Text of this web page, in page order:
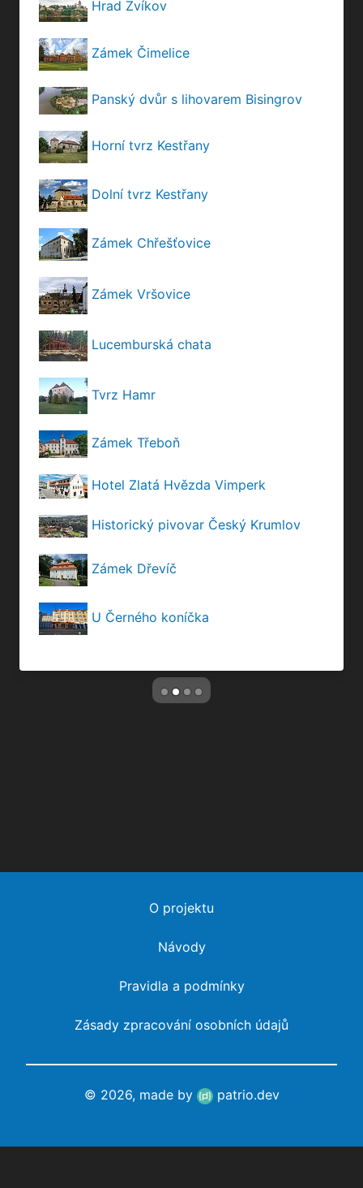
Hrad Zvíkov
Zámek Čimelice
Panský dvůr s lihovarem Bisingrov
Horní tvrz Kestřany
Dolní tvrz Kestřany
Zámek Chřešťovice
Zámek Vršovice
Lucemburská chata
Tvrz Hamr
Zámek Třeboň
Hotel Zlatá Hvězda Vimperk
Historický pivovar Český Krumlov
Zámek Dřevíč
U Černého koníčka
O projektu
Návody
Pravidla a podmínky
Zásady zpracování osobních údajů
© 2026, made by patrio.dev